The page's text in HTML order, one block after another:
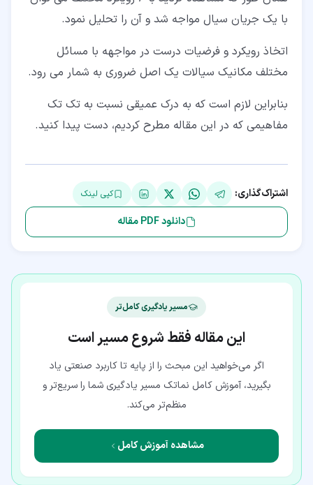
با یک جریان سیال مواجه شد و آن را تحلیل نمود.
اتخاذ رویکرد و فرضیات درست در مواجهه با مسائل
مختلف مکانیک سیالات یک اصل ضروری به شمار می رود.
بنابراین لازم است که به درک عمیقی نسبت به تک تک
مفاهیمی که در این مقاله مطرح کردیم، دست پیدا کنید.
اشتراک‌گذاری: کپی لینک
دانلود PDF مقاله
مسیر یادگیری کامل‌تر
این مقاله فقط شروع مسیر است
اگر می‌خواهید این مبحث را از پایه تا کاربرد صنعتی یاد
بگیرید، آموزش کامل نماتک مسیر یادگیری شما را سریع‌تر و
منظم‌تر می‌کند.
مشاهده آموزش کامل